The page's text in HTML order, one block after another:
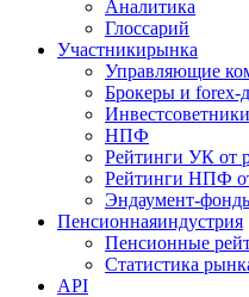
Аналитика
Глоссарий
Участникирынка
Управляющие
Брокеры и forex-
Инвестсоветники
НПФ
Рейтинги УК от
Рейтинги НПФ
Эндаумент-
Пенсионнаяиндустрия
Пенсионные
Статистика
API